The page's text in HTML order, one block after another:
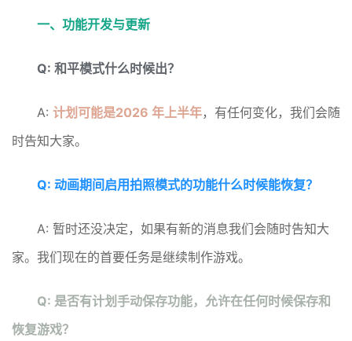
一、功能开发与更新
Q: 和平模式什么时候出？
A: 计划可能是2026 年上半年，有任何变化，我们会随
时告知大家。
Q: 动画期间启用拍照模式的功能什么时候能恢复？
A: 暂时还没决定，如果有新的消息我们会随时告知大
家。我们现在的首要任务是继续制作游戏。
Q: 是否有计划手动保存功能，允许在任何时候保存和
恢复游戏？